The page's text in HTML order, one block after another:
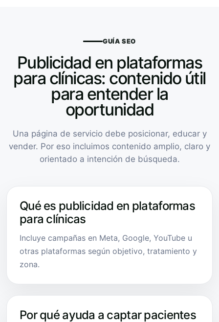
GUÍA SEO
Publicidad en plataformas
para clínicas: contenido útil
para entender la
oportunidad
Una página de servicio debe posicionar, educar y
vender. Por eso incluimos contenido amplio, claro y
orientado a intención de búsqueda.
Qué es publicidad en plataformas
para clínicas
Incluye campañas en Meta, Google, YouTube u
otras plataformas según objetivo, tratamiento y
zona.
Por qué ayuda a captar pacientes